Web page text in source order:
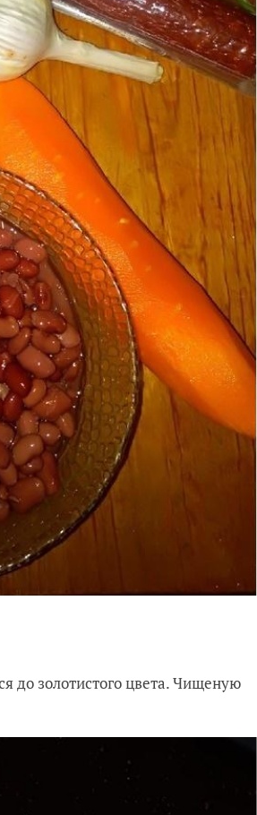
до золотистого цвета. Чищеную